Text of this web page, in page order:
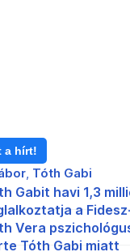
a hírt!
Tóth Gabi
Gabit havi 1,3
a
Vera
Tóth Gabi miatt